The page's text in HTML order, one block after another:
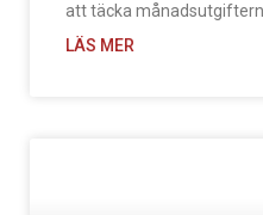
att täcka
LÄS MER